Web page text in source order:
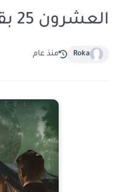
العشرون 25 بقلم اسماء ايهاب
Roka منذ عام